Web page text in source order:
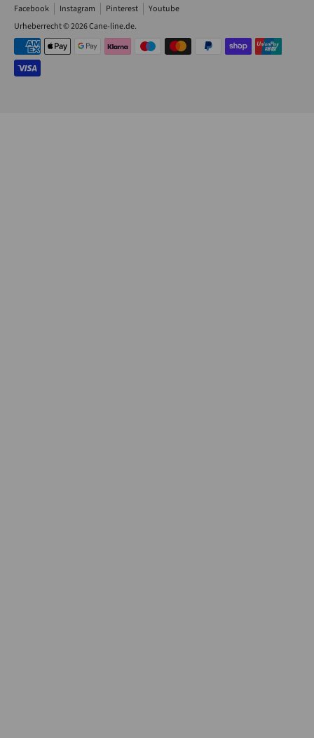
Facebook Instagram Pinterest
Youtube
Urheberrecht © 2026Cane-line.de.
Akzeptierte
Zahlungsarten